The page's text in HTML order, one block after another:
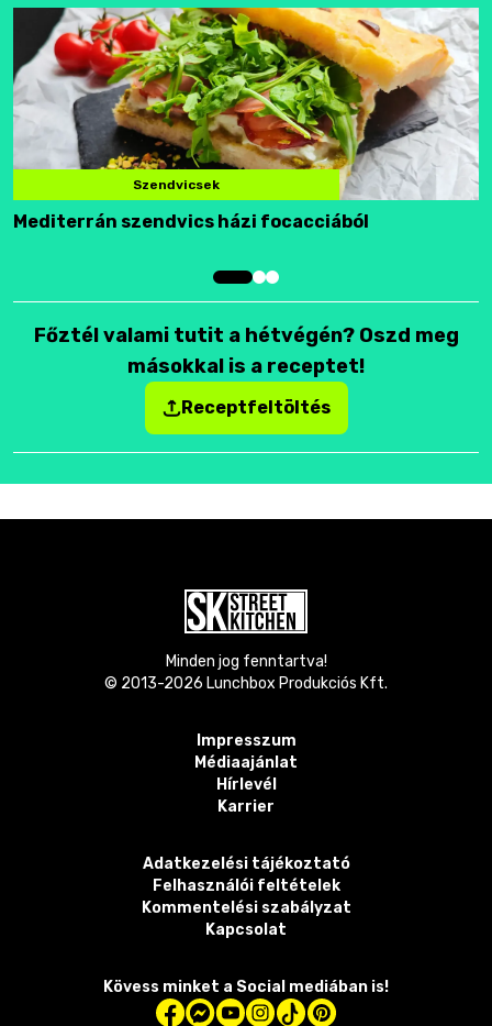
Szendvicsek
Mediterrán szendvics házi focacciából
Főztél valami tutit a hétvégén? Oszd meg
másokkal is a receptet!
Receptfeltöltés
Minden jog fenntartva!
© 2013-2026 Lunchbox Produkciós Kft.
Impresszum
Médiaajánlat
Hírlevél
Karrier
Adatkezelési tájékoztató
Felhasználói feltételek
Kommentelési szabályzat
Kapcsolat
Kövess minket a Social mediában is!